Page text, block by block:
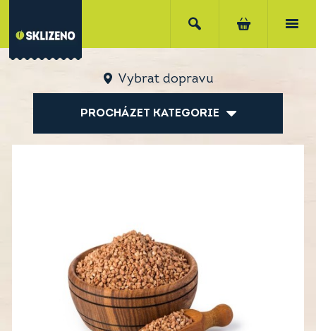
Vybrat dopravu
PROCHÁZET KATEGORIE